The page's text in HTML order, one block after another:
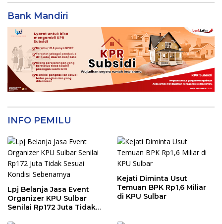
Bank Mandiri
INFO PEMILU
Lpj Belanja Jasa Event
Organizer KPU Sulbar
Senilai Rp172 Juta Tidak
Kejati Diminta Usut
Temuan BPK Rp1,6 Miliar
di KPU Sulbar